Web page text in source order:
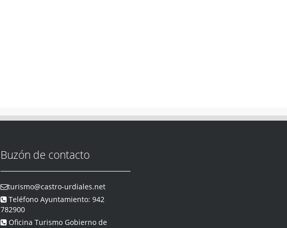
Buzón de contacto
turismo@castro-urdiales.net
Teléfono Ayuntamiento: 942
782900
Oficina Turismo Gobierno de